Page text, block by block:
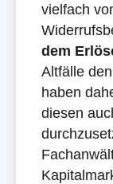
vielfach
dem
Altfälle
haben
diesen